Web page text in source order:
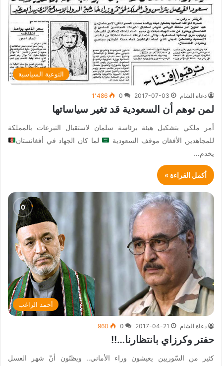
التوعية السياسية
دعاة الشام 2017-07-03
0 1٬486
لمن توهم أن السعودية قد تغير سياساتها
أمر ملكي بتشكيل هيئة برئاسة سلمان لاستقبال التبرعات بالمملكة
للمجاهدين الأفغان موقف السعودية
لما كان الجهاد في أفغانستان
يخدم…
أكمل القراءة »
أحمد الراغب
دعاة الشام 2017-04-21
0
960
حفتر وكرزاي بانتظارنا…!!
كثير من السّوريين يعيشون وراء الأماني.. ويظنّون أنّ شهر العسل